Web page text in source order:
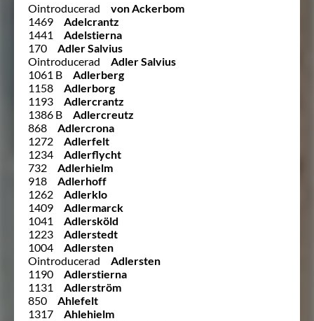
Ointroducerad
von Ackerbom
1469
Adelcrantz
1441
Adelstierna
170
Adler Salvius
Ointroducerad
Adler Salvius
1061 B
Adlerberg
1158
Adlerborg
1193
Adlercrantz
1386 B
Adlercreutz
868
Adlercrona
1272
Adlerfelt
1234
Adlerflycht
732
Adlerhielm
918
Adlerhoff
1262
Adlerklo
1409
Adlermarck
1041
Adlersköld
1223
Adlerstedt
1004
Adlersten
Ointroducerad
Adlersten
1190
Adlerstierna
1131
Adlerström
850
Ahlefelt
1317
Ahlehielm